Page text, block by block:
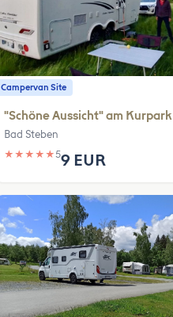
Campervan Site
"Schöne Aussicht" am Kurpark
Bad Steben
★ ★ ★ ★ ★59 EUR